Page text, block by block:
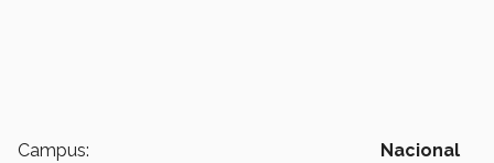
Campus: Nacional